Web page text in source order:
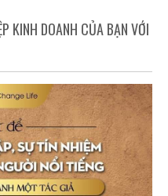
KINH DOANH CỦA BẠN VỚI